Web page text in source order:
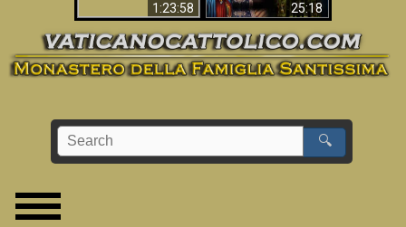
1:23:58 25:18
🔍